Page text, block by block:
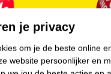
je privacy
om je de beste online
website persoonlijker en